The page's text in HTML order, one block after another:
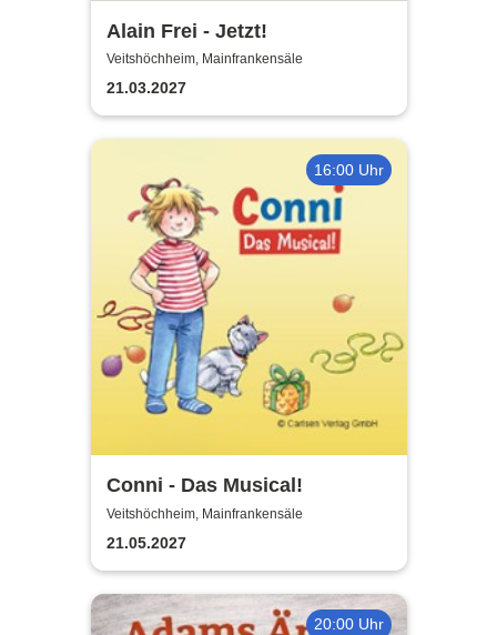
Alain Frei - Jetzt!
Veitshöchheim, Mainfrankensäle
21.03.2027
16:00 Uhr
Conni - Das Musical!
Veitshöchheim, Mainfrankensäle
21.05.2027
20:00 Uhr